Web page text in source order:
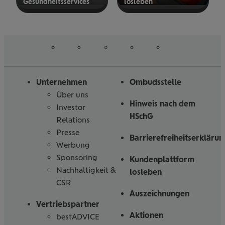
Gesund­heits­ser­vices los­le­ben
Unternehmen
Über uns
Investor
Relations
Presse
Werbung
Sponsoring
Nachhaltigkeit &
CSR
Vertriebspartner
bestADVICE
Ombudsstelle
Hinweis nach dem
HSchG
Kundenplattform
losleben
Auszeichnungen
Aktionen
uns